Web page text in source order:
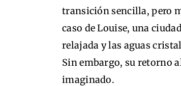
transición sencilla, pero
caso de Louise, una
relajada y las aguas
Sin embargo, su retorno
imaginado.